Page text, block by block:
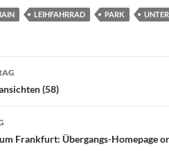
LEIHFAHRRAD PARK
(58)
Frankfurt: Übergangs-Homepage